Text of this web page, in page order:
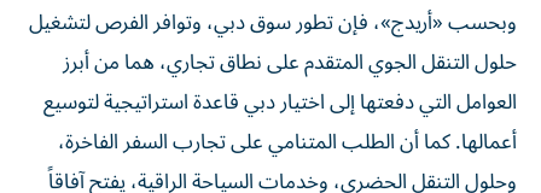
وبحسب «أريدج»، فإن تطور سوق دبي، وتوافر الفرص لتشغيل
حلول التنقل الجوي المتقدم على نطاق تجاري، هما من أبرز
العوامل التي دفعتها إلى اختيار دبي قاعدة استراتيجية لتوسيع
أعمالها. كما أن الطلب المتنامي على تجارب السفر الفاخرة،
وحلول التنقل الحضري، وخدمات السياحة الراقية، يفتح آفاقاً